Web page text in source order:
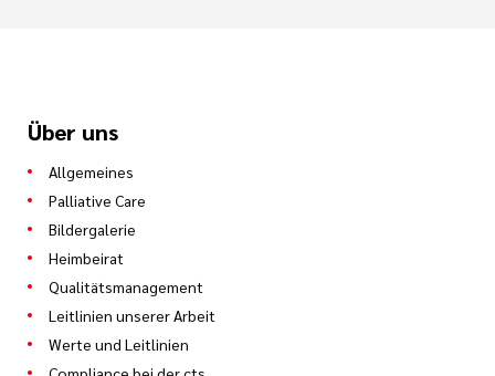
Über uns
Allgemeines
Palliative Care
Bildergalerie
Heimbeirat
Qualitätsmanagement
Leitlinien unserer Arbeit
Werte und Leitlinien